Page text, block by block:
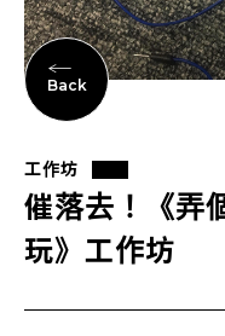
Back
工作坊
催落去！《弄
玩》工作坊